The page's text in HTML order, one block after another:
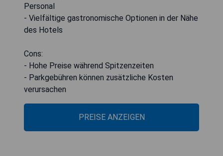
Personal
- Vielfältige gastronomische Optionen in der Nähe
des Hotels
Cons:
- Hohe Preise während Spitzenzeiten
- Parkgebühren können zusätzliche Kosten
verursachen
PREISE ANZEIGEN